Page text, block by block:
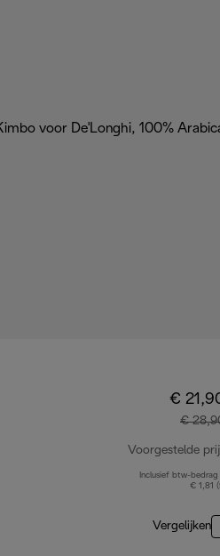
€
€
Voorgestelde
Inclusief btw-bedrag
€ 1,81
Vergelijken